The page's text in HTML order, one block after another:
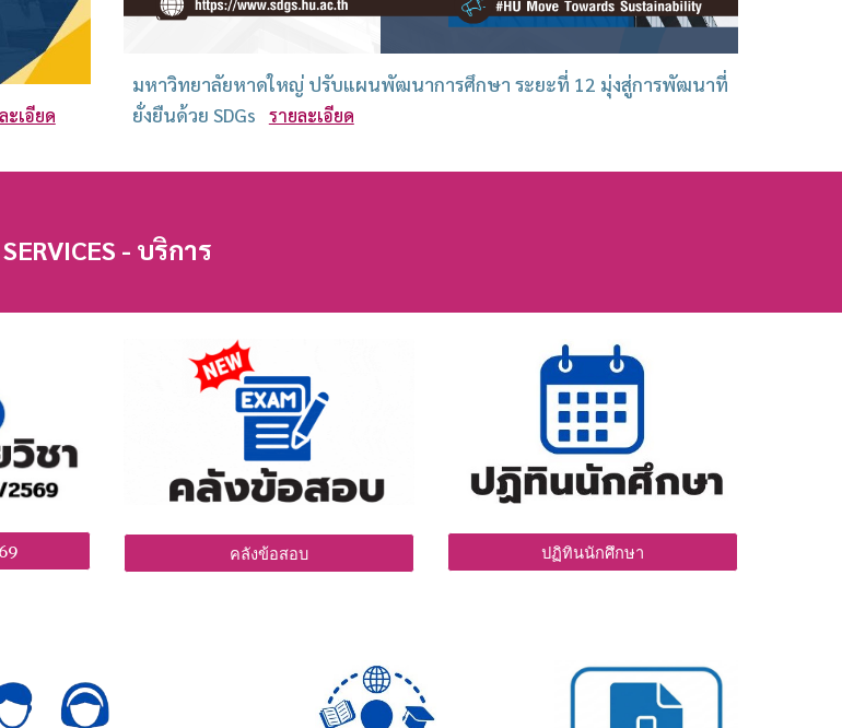
ะเอียด
มหาวิทยาลัยหาดใหญ่ ปรับแผนพัฒนาการศึกษา ระยะที่ 12 มุ่งสู่การพัฒนาที่
ยั่งยืนด้วย SDGs
รายละเอียด
SERVICES - บริการ
คลังข้อสอบ ปฏิทินนักศึกษา